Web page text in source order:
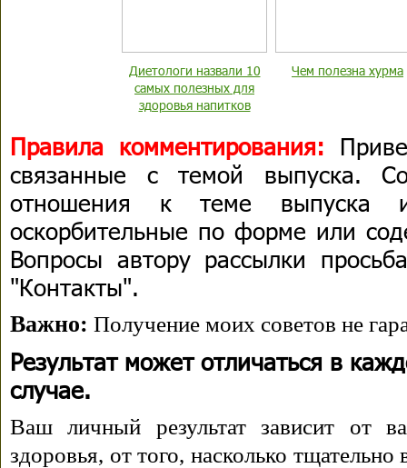
Диетологи назвали 10
самых полезных для
здоровья напитков
Чем полезна хурма
Правила комментирования:
связанные с темой выпуска.
отношения к теме выпуска
оскорбительные по форме или
Вопросы автору рассылки
"Контакты".
Важно: Получение моих советов не
Результат может отличаться в
случае.
Ваш личный результат зависит от
здоровья, от того, насколько